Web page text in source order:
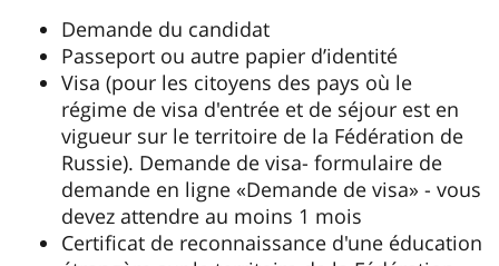
Demande du candidat
Passeport ou autre papier d’identité
Visa (pour les citoyens des pays où le
régime de visa d'entrée et de séjour est en
vigueur sur le territoire de la Fédération de
Russie). Demande de visa- formulaire de
demande en ligne «Demande de visa» - vous
devez attendre au moins 1 mois
Certificat de reconnaissance d'une éducation